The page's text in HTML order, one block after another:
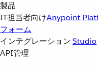
製品
IT担当者向けAnypoint
フォーム
インテグレーション Studio
API管理